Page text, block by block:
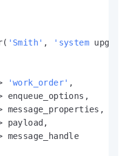
'Smith' , 'system
'work_order' ,
enqueue_options,
message_properties,
payload,
message_handle